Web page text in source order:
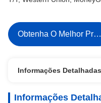
Obtenha O Melhor
Informações Detalhadas
Informações